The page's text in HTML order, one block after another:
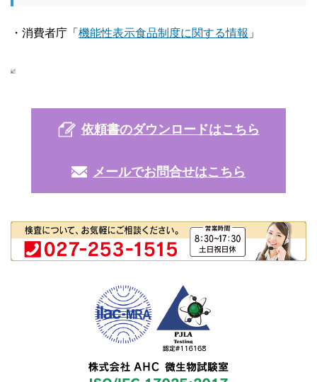
・消費者庁「 機能性表示食品制度に関する情報 」
依頼書のダウンロードはこちら
メールでお問合せはこちら